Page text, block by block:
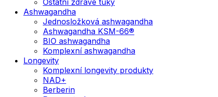
Ashwagandha
Jednosložková ashwagandha
Ashwagandha KSM-66®
BIO ashwagandha
Komplexní ashwagandha
Longevity
Komplexní longevity produkty
NAD+
Berberin